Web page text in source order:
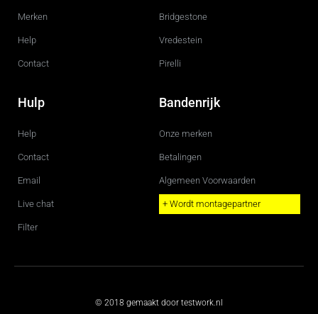
Merken
Help
Contact
Bridgestone
Vredestein
Pirelli
Hulp
Help
Contact
Email
Live chat
Filter
Bandenrijk
Onze merken
Betalingen
Algemeen Voorwaarden
+ Wordt montagepartner
© 2018 gemaakt door testwork.nl